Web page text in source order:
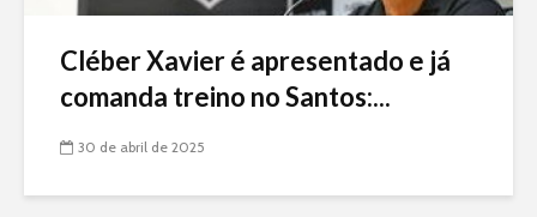
Cléber Xavier é apresentado e já
comanda treino no Santos:...
30 de abril de 2025